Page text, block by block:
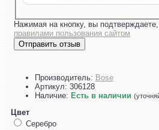
Нажимая на кнопку, вы
правилами пользования сайтом
Отправить отзыв
Производитель: Bose
Артикул: 306128
Наличие: Есть в наличии
Цвет
Серебро